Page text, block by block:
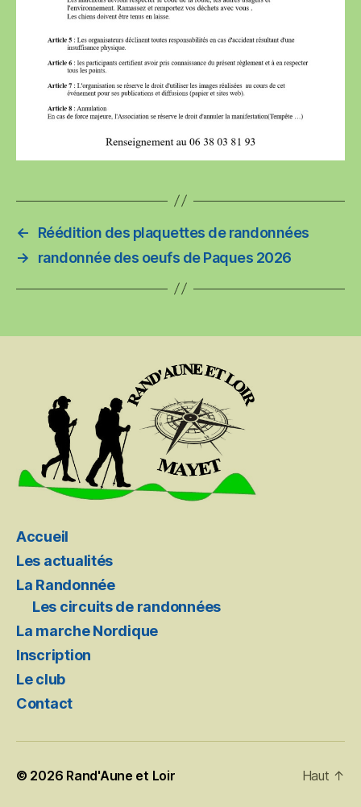
←
Réédition des plaquettes de randonnées
→
randonnée des oeufs de Paques 2026
Accueil
Les actualités
La Randonnée
Les circuits de randonnées
La marche Nordique
Inscription
Le club
Contact
© 2026 Rand'Aune et Loir Haut ↑